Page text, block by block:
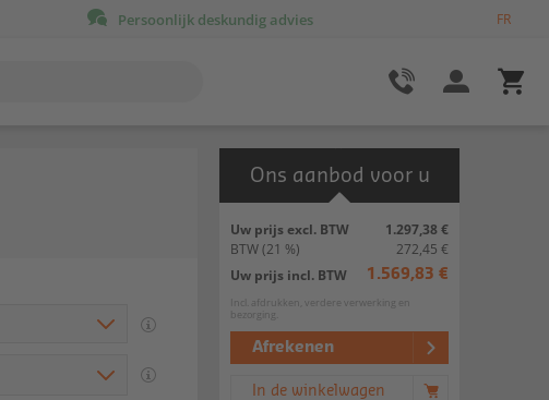
Persoonlijk deskundig advies FR
Ons aanbod voor u
Uw prijs excl. BTW
1.297,38 €
BTW(21 %)
272,45 €
Uw prijs incl. BTW
1.569,83 €
Incl. afdrukken, verdere verwerking en
bezorging.
Afrekenen
In de winkelwagen